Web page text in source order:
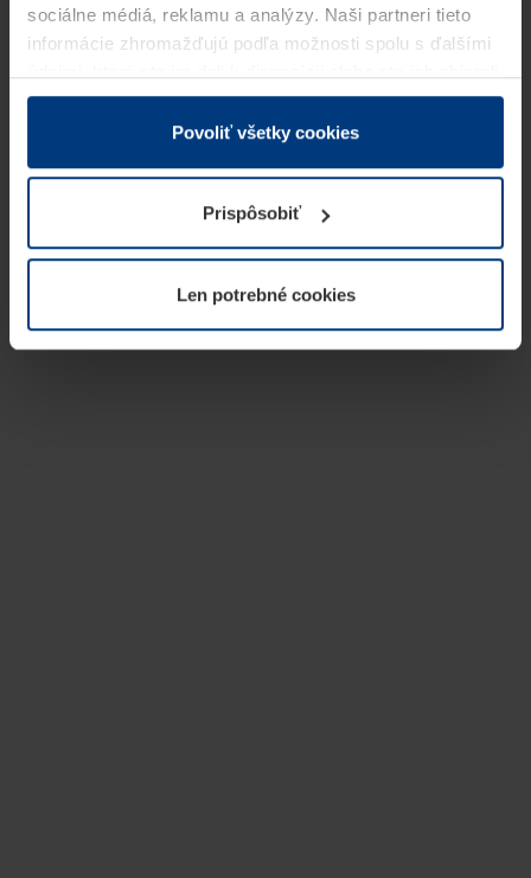
sociálne médiá, reklamu a analýzy. Naši partneri tieto
informácie zhromažďujú podľa možnosti spolu s ďalšími
v rámci Vášho využívania služieb.
Z právneho hľadiska môžeme cookies ukladať na Vašom
prevádzku tejto stránky. Pre všetky ostatné typy cookie
potrebujeme Vaše povolenie. Vaše povolenie môžete
kedykoľvek zmeniť alebo odvolať vo vysvetlení cookie
našej webovej stránky.
Povoliť všetky cookies
Prispôsobiť
Len potrebné cookies